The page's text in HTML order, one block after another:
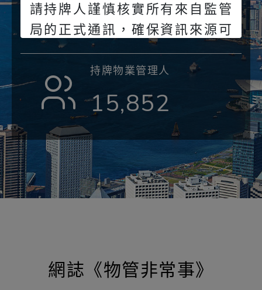
831
持牌物業管理人
15,852
網誌《物管非常事》
請持牌人謹慎核實所有來自監管
局的正式通訊，確保資訊來源可
靠。 監管局將繼續致力保障持牌
人及公眾的利益，防止不法分子
冒充監管局進行詐騙活動。
物業管理業監管局